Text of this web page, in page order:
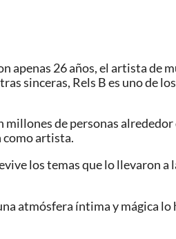
apenas 26 años, el artista de
sinceras, Rels B es uno de
de personas
como artista.
los temas que lo llevaron a
atmósfera íntima y mágica